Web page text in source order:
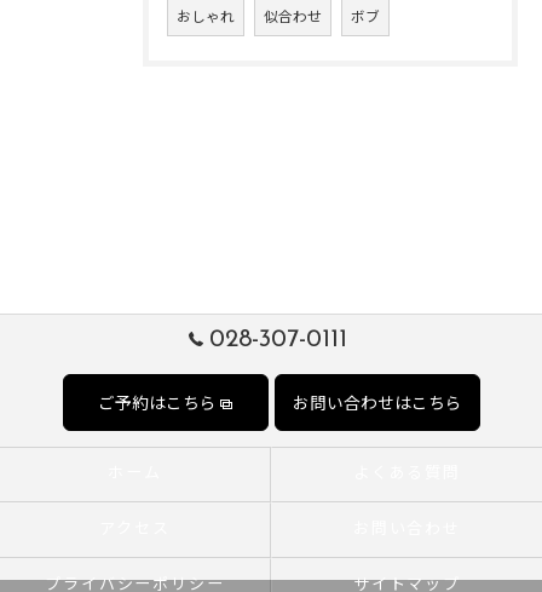
おしゃれ 似合わせ ボブ
028-307-0111
ご予約はこちら お問い合わせはこちら
プライバシーポリシー サイトマップ